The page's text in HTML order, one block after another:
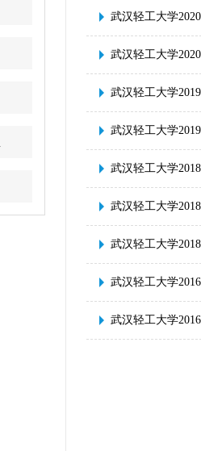
武汉轻工大学
武汉轻工大学
武汉轻工大学
武汉轻工大学
武汉轻工大学
武汉轻工大学
武汉轻工大学
武汉轻工大学
武汉轻工大学